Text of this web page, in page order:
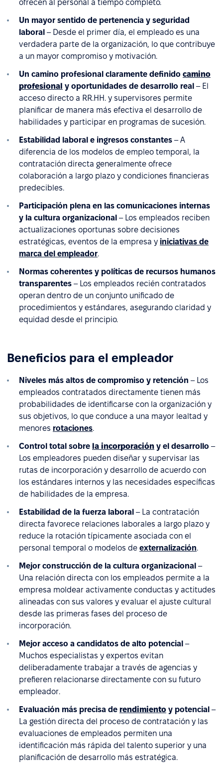
ofrecen al personal a tiempo completo.
Un mayor sentido de pertenencia y seguridad
laboral – Desde el primer día, el empleado es una
verdadera parte de la organización, lo que contribuye
a un mayor compromiso y motivación.
Un camino profesional claramente definido camino
profesional y oportunidades de desarrollo real – El
acceso directo a RR.HH. y supervisores permite
planificar de manera más efectiva el desarrollo de
habilidades y participar en programas de sucesión.
Estabilidad laboral e ingresos constantes – A
diferencia de los modelos de empleo temporal, la
contratación directa generalmente ofrece
colaboración a largo plazo y condiciones financieras
predecibles.
Participación plena en las comunicaciones internas
y la cultura organizacional – Los empleados reciben
actualizaciones oportunas sobre decisiones
estratégicas, eventos de la empresa y iniciativas de
marca del empleador.
Normas coherentes y políticas de recursos humanos
transparentes – Los empleados recién contratados
operan dentro de un conjunto unificado de
procedimientos y estándares, asegurando claridad y
equidad desde el principio.
Beneficios para el empleador
Niveles más altos de compromiso y retención – Los
empleados contratados directamente tienen más
probabilidades de identificarse con la organización y
sus objetivos, lo que conduce a una mayor lealtad y
menores rotaciones.
Control total sobre la incorporación y el desarrollo –
Los empleadores pueden diseñar y supervisar las
rutas de incorporación y desarrollo de acuerdo con
los estándares internos y las necesidades específicas
de habilidades de la empresa.
Estabilidad de la fuerza laboral – La contratación
directa favorece relaciones laborales a largo plazo y
reduce la rotación típicamente asociada con el
personal temporal o modelos de externalización.
Mejor construcción de la cultura organizacional –
Una relación directa con los empleados permite a la
empresa moldear activamente conductas y actitudes
alineadas con sus valores y evaluar el ajuste cultural
desde las primeras fases del proceso de
incorporación.
Mejor acceso a candidatos de alto potencial –
Muchos especialistas y expertos evitan
deliberadamente trabajar a través de agencias y
prefieren relacionarse directamente con su futuro
empleador.
Evaluación más precisa de rendimiento y potencial –
La gestión directa del proceso de contratación y las
evaluaciones de empleados permiten una
identificación más rápida del talento superior y una
planificación de desarrollo más estratégica.